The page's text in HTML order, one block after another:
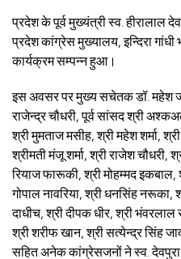
प्रदेश के पूर्व मुख्यंत्री स्व.
प्रदेश कांग्रेस मुख्यालय, इन्दिरा
कार्यक्रम सम्पन्न हुआ।
इस अवसर पर मुख्य सचेतक डॉ. महेश
राजेन्द्र चौधरी, पूर्व सांसद श्री
श्री मुमताज मसीह, श्री महेश शर्मा,
श्रीमती मंजू शर्मा, श्री राजेश
रियाज फारूकी, श्री मोहम्मद इकबाल,
गोपाल नावरिया, श्री धनसिंह
दाधीच, श्री दीपक धीर, श्री
श्री शरीफ खान, श्री सत्येन्द्र सिंह
सहित अनेक कांग्रेसजनों ने स्व. देवपुरा